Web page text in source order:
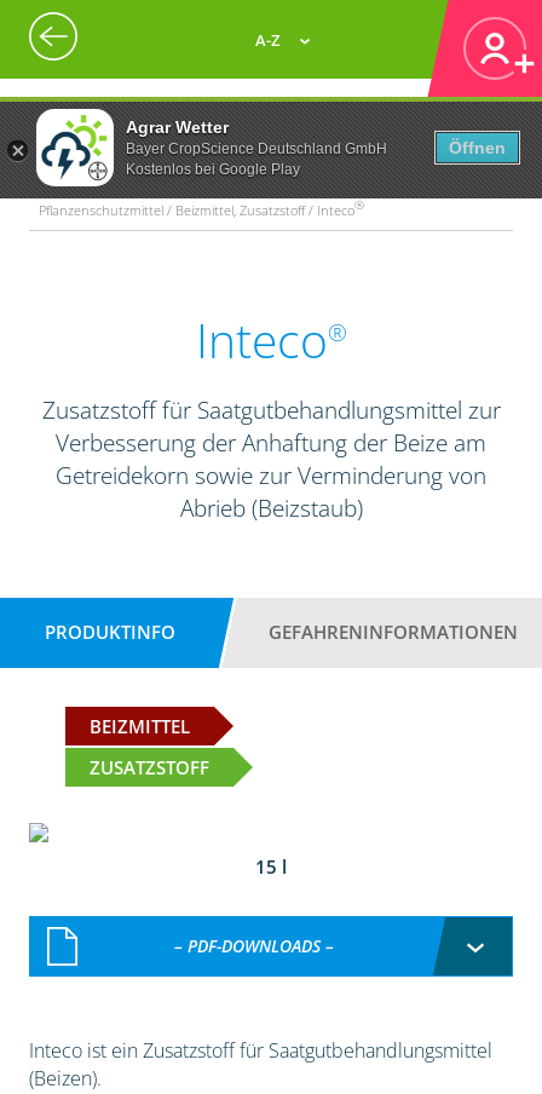
Agrar Wetter
Bayer CropScience Deutschland GmbH
Kostenlos bei Google Play
Öffnen
A-Z
Pflanzenschutzmittel / Beizmittel, Zusatzstoff / Inteco®
Inteco®
Zusatzstoff für Saatgutbehandlungsmittel zur
Verbesserung der Anhaftung der Beize am
Getreidekorn sowie zur Verminderung von
Abrieb (Beizstaub)
PRODUKTINFO GEFAHRENINFORMATIONEN
BEIZMITTEL
ZUSATZSTOFF
15 l
– PDF-DOWNLOADS –
Inteco ist ein Zusatzstoff für Saatgutbehandlungsmittel
(Beizen).